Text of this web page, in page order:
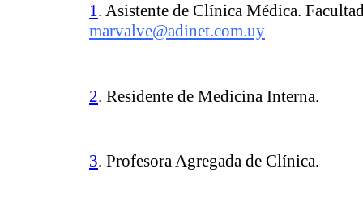
1. Asistente de Clínica Médica.
marvalve@adinet.com.uy
2. Residente de Medicina Interna.
3. Profesora Agregada de Clínica.